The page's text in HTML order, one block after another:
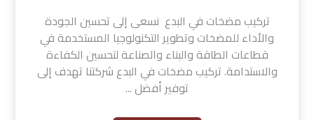
تركيب مضخات في البدع نسعى إلى تحسين الجودة
والأداء للمضخات وتطوير التكنولوجيا المستخدمة في
قطاعات الطاقة والبناء والصناعة لتحسين الكفاءة
والاستدامة. تركيب مضخات في البدع شركتنا تهدف إلى
توفير أفضل ...